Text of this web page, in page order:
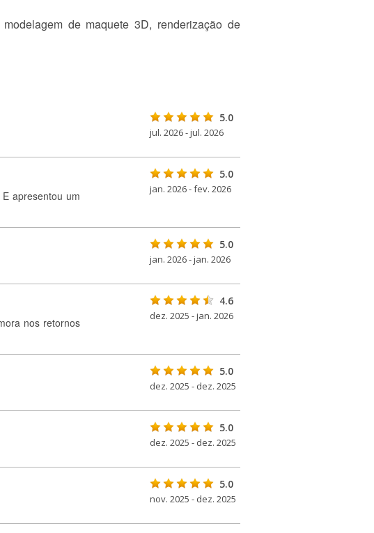
de maquete 3D, renderização de
5.0
jul. 2026 - jul. 2026
apresentou um
5.0
jan. 2026 - fev. 2026
5.0
jan. 2026 - jan. 2026
nos retornos
4.6
dez. 2025 - jan. 2026
5.0
dez. 2025 - dez. 2025
5.0
dez. 2025 - dez. 2025
5.0
nov. 2025 - dez. 2025